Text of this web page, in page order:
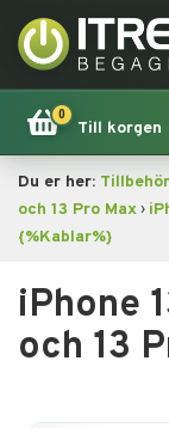
0
Till korgen
Hem
Tillbehör
Du er her: Tillbehör
och 13 Pro Max›
{%Kablar%}
iPhone
och 13